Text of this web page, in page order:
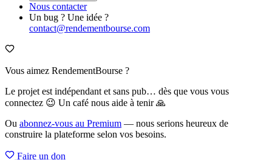
Nous contacter
Un bug ? Une idée ?
contact@rendementbourse.com
Vous aimez RendementBourse ?
Le projet est indépendant et sans pub… dès que vous vous
connectez 😉 Un café nous aide à tenir 🙏
Ou abonnez-vous au Premium — nous serions heureux de
construire la plateforme selon vos besoins.
Faire un don